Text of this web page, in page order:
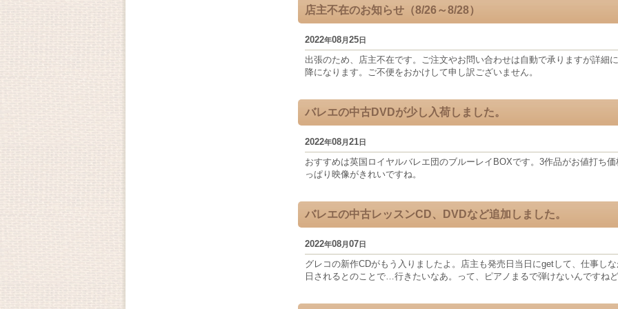
店主不在のお知らせ（8/26～8/28）
2022年08月25日
出張のため、店主不在です。ご注文やお問い合わせは自動で承りますが詳細
降になります。ご不便をおかけして申し訳ございません。
バレエの中古DVDが少し入荷しました。
2022年08月21日
おすすめは英国ロイヤルバレエ団のブルーレイBOXです。3作品がお値打ち
っぱり映像がきれいですね。
バレエの中古レッスンCD、DVDなど追加しました。
2022年08月07日
グレコの新作CDがもう入りましたよ。店主も発売日当日にgetして、仕事し
日されるとのことで…行きたいなあ。って、ピアノまるで弾けないんですね